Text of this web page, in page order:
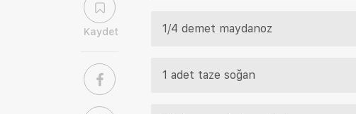
Kaydet 1/4 demet maydanoz
1 adet taze soğan